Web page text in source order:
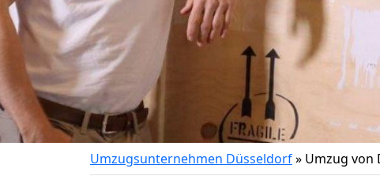
Umzugsunternehmen Düsseldorf» Umzug von